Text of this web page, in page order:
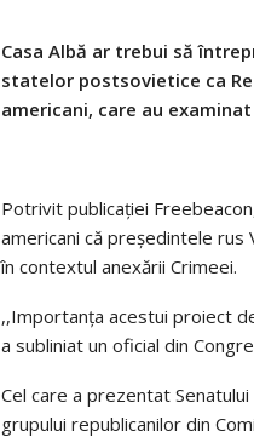
Casa Albă ar trebui să
statelor postsovietice ca
americani, care au
Potrivit publicației
americani că președintele
în contextul anexării Crimeei.
,,Importanța acestui proiect
a subliniat un oficial din
Cel care a prezentat
grupului republicanilor din